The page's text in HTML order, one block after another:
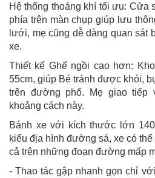
Hệ thống thoáng khí tối ưu: Cửa
phía trên màn chụp giúp lưu
lưới, mẹ cũng dễ dàng quan sát
xe.
Thiết kế Ghế ngồi cao hơn:
55cm, giúp Bé tránh được khói,
trên đường phố. Mẹ giao
khoảng cách này.
Bánh xe với kích thước lớn
kiểu địa hình đường sá, xe có
cả trên những đoạn đường mấp
- Thao tác gập nhanh gọn chỉ